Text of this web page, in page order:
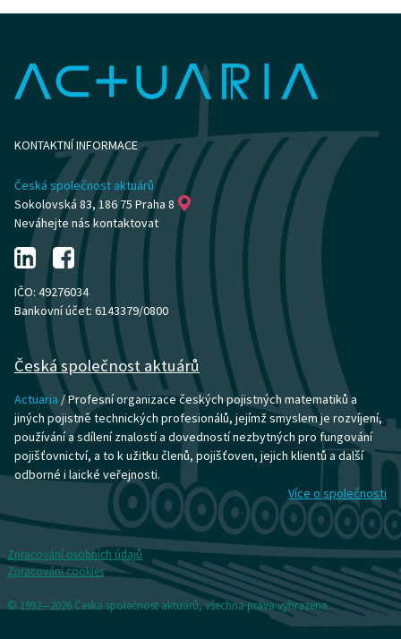
KONTAKTNÍ INFORMACE
Česká společnost aktuárů
Sokolovská 83, 186 75 Praha 8
Neváhejte nás kontaktovat
IČO: 49276034
Bankovní účet: 6143379/0800
Česká společnost aktuárů
Actuaria / Profesní organizace českých pojistných matematiků a
jiných pojistně technických profesionálů, jejímž smyslem je rozvíjení,
používání a sdílení znalostí a dovedností nezbytných pro fungování
pojišťovnictví, a to k užitku členů, pojišťoven, jejich klientů a další
odborné i laické veřejnosti.
Více o společnosti
Zpracování osobních údajů
Zpracování cookies
© 1992—2026 Česká společnost aktuárů, všechna práva vyhrazena